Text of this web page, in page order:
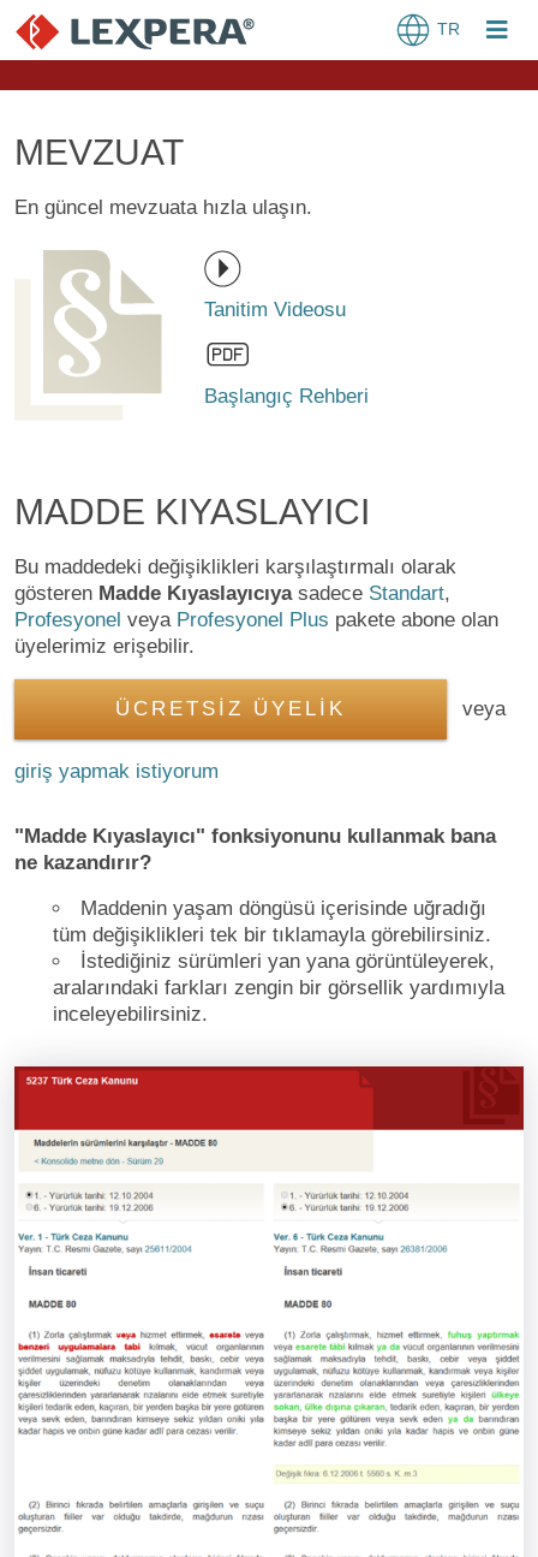
TR
MEVZUAT
En güncel mevzuata hızla ulaşın.
Tanitim Videosu
Başlangıç Rehberi
MADDE KIYASLAYICI
Bu maddedeki değişiklikleri karşılaştırmalı olarak
gösteren Madde Kıyaslayıcıyasadece Standart,
Profesyonel veya Profesyonel Plus pakete abone olan
üyelerimiz erişebilir.
ÜCRETSİZ ÜYELİK veya
giriş yapmak istiyorum
"Madde Kıyaslayıcı" fonksiyonunu kullanmak bana
ne kazandırır?
Maddenin yaşam döngüsü içerisinde uğradığı
tüm değişiklikleri tek bir tıklamayla görebilirsiniz.
İstediğiniz sürümleri yan yana görüntüleyerek,
aralarındaki farkları zengin bir görsellik yardımıyla
inceleyebilirsiniz.